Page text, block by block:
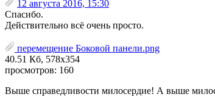
12 августа 2016, 15:30
Спасибо.
Действительно всё очень просто.
перемещение Боковой панели.png
40.51 Кб, 578x354
просмотров: 160
Выше справедливости милосердие! А выше